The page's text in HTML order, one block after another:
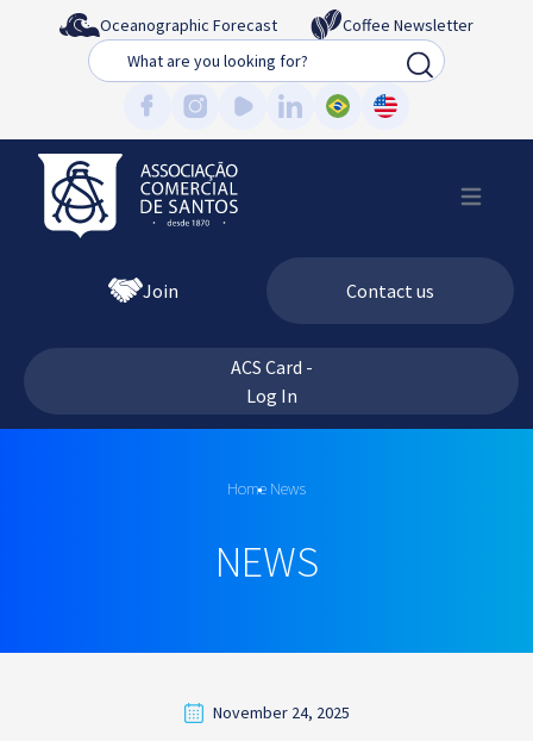
Oceanographic Forecast
Coffee Newsletter
Busca
Join Contact us
ACS Card -
Log In
Home News
NEWS
November 24, 2025